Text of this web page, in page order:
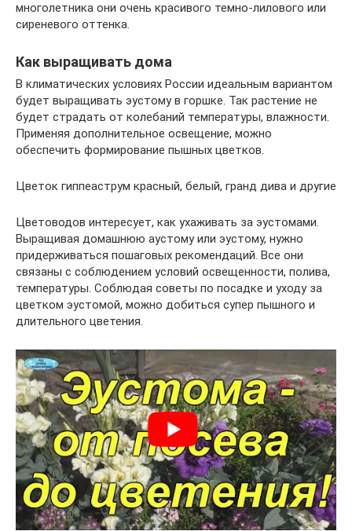
многолетника они очень красивого темно-лилового или
сиреневого оттенка.
Как выращивать дома
В климатических условиях России идеальным вариантом
будет выращивать эустому в горшке. Так растение не
будет страдать от колебаний температуры, влажности.
Применяя дополнительное освещение, можно
обеспечить формирование пышных цветков.
Цветок гиппеаструм красный, белый, гранд дива и другие
Цветоводов интересует, как ухаживать за эустомами.
Выращивая домашнюю аустому или эустому, нужно
придерживаться пошаговых рекомендаций. Все они
связаны с соблюдением условий освещенности, полива,
температуры. Соблюдая советы по посадке и уходу за
цветком эустомой, можно добиться супер пышного и
длительного цветения.